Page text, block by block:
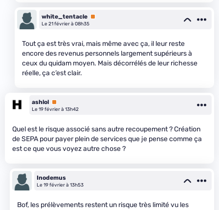
white_tentacle Premium
Le 21 février à 08h35
Tout ça est très vrai, mais même avec ça, il leur reste
encore des revenus personnels largement supérieurs à
ceux du quidam moyen. Mais décorrélés de leur richesse
réelle, ça c’est clair.
ashlol Premium
Le 19 février à 13h42
Quel est le risque associé sans autre recoupement ? Création
de SEPA pour payer plein de services que je pense comme ça
est ce que vous voyez autre chose ?
Inodemus
Le 19 février à 13h53
Bof, les prélèvements restent un risque très limité vu les